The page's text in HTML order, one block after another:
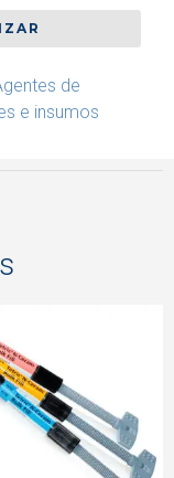
de
e insumos